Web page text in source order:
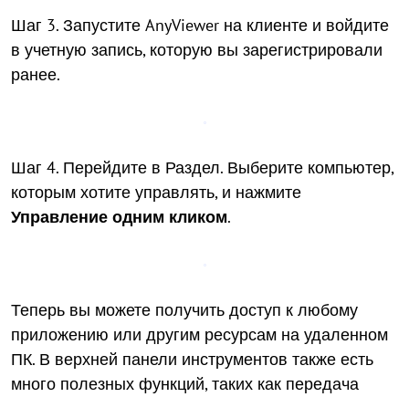
Шаг 3. Запустите AnyViewer на клиенте и войдите
в учетную запись, которую вы зарегистрировали
ранее.
Шаг 4. Перейдите в Раздел. Выберите компьютер,
которым хотите управлять, и нажмите
Управление одним кликом.
Теперь вы можете получить доступ к любому
приложению или другим ресурсам на удаленном
ПК. В верхней панели инструментов также есть
много полезных функций, таких как передача